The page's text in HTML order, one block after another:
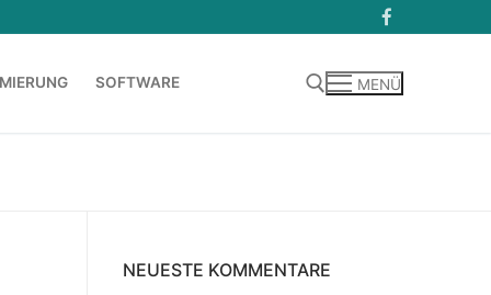
SOFTWARE MENÜ
NEUESTE KOMMENTARE